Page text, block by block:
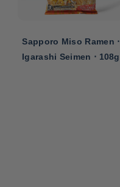
Sapporo Miso Ramen ⋅
Igarashi Seimen ⋅ 108g